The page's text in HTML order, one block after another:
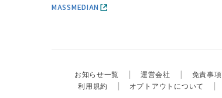
MASSMEDIAN
お知らせ一覧 | 運営会社 | 免責事項
利用規約
| オプトアウトについて |